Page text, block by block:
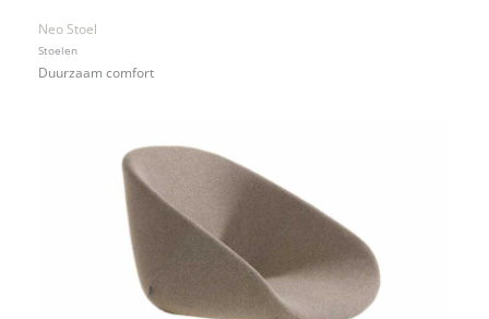
Neo Stoel
Stoelen
Duurzaam comfort